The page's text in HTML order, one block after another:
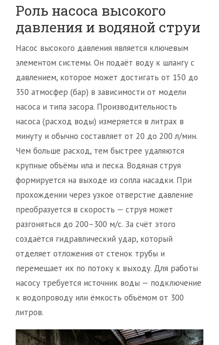
Роль насоса высокого
давления и водяной струи
Насос высокого давления является ключевым
элементом системы. Он подаёт воду к шлангу с
давлением, которое может достигать от 150 до
350 атмосфер (бар) в зависимости от модели
насоса и типа засора. Производительность
насоса (расход воды) измеряется в литрах в
минуту и обычно составляет от 20 до 200 л/мин.
Чем больше расход, тем быстрее удаляются
крупные объёмы ила и песка. Водяная струя
формируется на выходе из сопла насадки. При
прохождении через узкое отверстие давление
преобразуется в скорость — струя может
разгоняться до 200–300 м/с. За счёт этого
создаётся гидравлический удар, который
отделяет отложения от стенок трубы и
перемещает их по потоку к выходу. Для работы
насосу требуется источник воды — подключение
к водопроводу или ёмкость объёмом от 300
литров.